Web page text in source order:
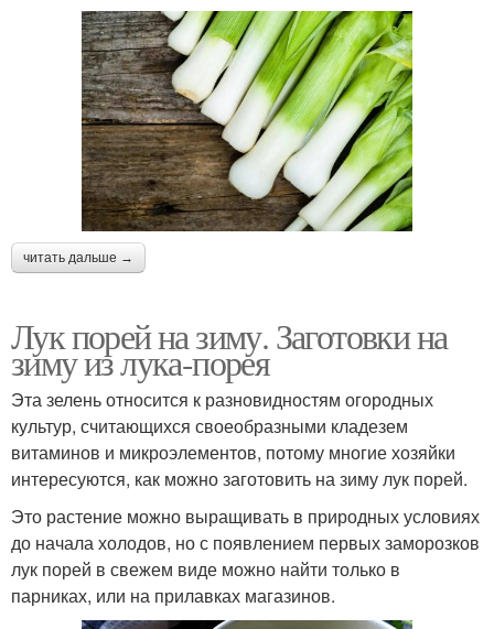
читать дальше →
Лук порей на зиму. Заготовки на
зиму из лука-порея
Эта зелень относится к разновидностям огородных
культур, считающихся своеобразными кладезем
витаминов и микроэлементов, потому многие хозяйки
интересуются, как можно заготовить на зиму лук порей.
Это растение можно выращивать в природных условиях
до начала холодов, но с появлением первых заморозков
лук порей в свежем виде можно найти только в
парниках, или на прилавках магазинов.